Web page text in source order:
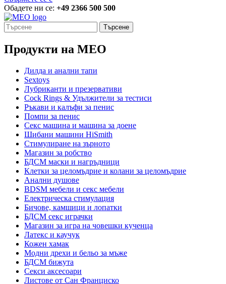
Обадете ни се: +49 2366 500 500
Търсене
Продукти на MEO
Дилда и анални тапи
Sextoys
Лубриканти и презервативи
Cock Rings & Удължители за тестиси
Ръкави и калъфи за пенис
Помпи за пенис
Секс машина и машина за доене
Шибани машини HiSmith
Стимулиране на зърното
Магазин за робство
БДСМ маски и нагръдници
Клетки за целомъдрие и колани за целомъдрие
Анални душове
BDSM мебели и секс мебели
Електрическа стимулация
Бичове, камшици и лопатки
БДСМ секс играчки
Магазин за игра на човешки кученца
Латекс и каучук
Кожен хамак
Модни дрехи и бельо за мъже
БДСМ бижута
Секси аксесоари
Листове от Сан Франциско